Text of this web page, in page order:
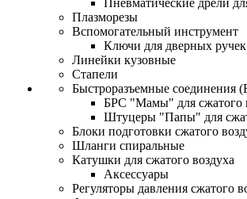
Пневматические дрели
Плазморезы
Вспомогательный инструмент
Ключи для дверных ручек
Линейки кузовные
Стапели
Быстроразъемные соединения
БРС "Мамы" для сжатого
Штуцеры "Папы" для
Блоки подготовки сжатого
Шланги спиральные
Катушки для сжатого воздуха
Аксессуары
Регуляторы давления сжатого